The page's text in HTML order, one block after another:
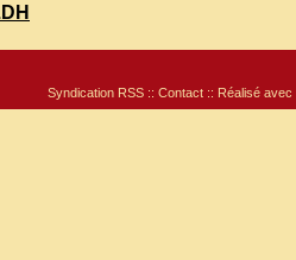
Syndication RSS :: Contact :: Réalisé avec